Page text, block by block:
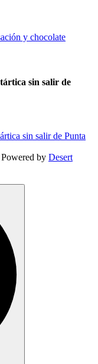
sin salir de
by Desert